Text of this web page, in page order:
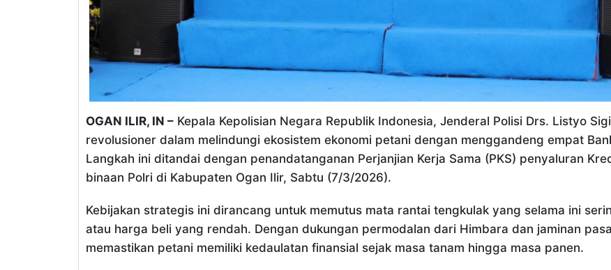
OGAN ILIR, IN – Kepala Kepolisian Negara Republik Indonesia, Jenderal Polisi Drs. Listyo
revolusioner dalam melindungi ekosistem ekonomi petani dengan menggandeng empat
Langkah ini ditandai dengan penandatanganan Perjanjian Kerja Sama (PKS) penyaluran
binaan Polri di Kabupaten Ogan Ilir, Sabtu (7/3/2026).
Kebijakan strategis ini dirancang untuk memutus mata rantai tengkulak yang selama ini
atau harga beli yang rendah. Dengan dukungan permodalan dari Himbara dan jaminan
memastikan petani memiliki kedaulatan finansial sejak masa tanam hingga masa panen.